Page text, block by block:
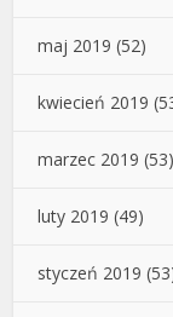
maj 2019 (52)
kwiecień 2019
marzec 2019 (53)
luty 2019 (49)
styczeń 2019